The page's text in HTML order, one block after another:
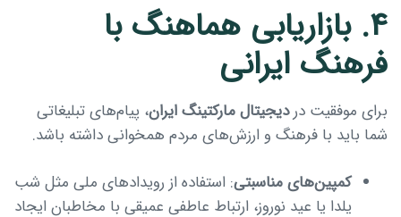
۴. بازاریابی هماهنگ با
فرهنگ ایرانی
برای موفقیت دردیجیتال مارکتینگ ایران، پیام‌های تبلیغاتی
شما باید با فرهنگ و ارزش‌های مردم همخوانی داشته باشد.
کمپین‌های مناسبتی: استفاده از رویدادهای ملی مثل شب
یلدا یا عید نوروز، ارتباط عاطفی عمیقی با مخاطبان ایجاد